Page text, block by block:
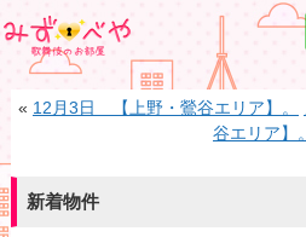
« 12月3日 【上野・鶯谷エリア】。
谷エリア】。
新着物件